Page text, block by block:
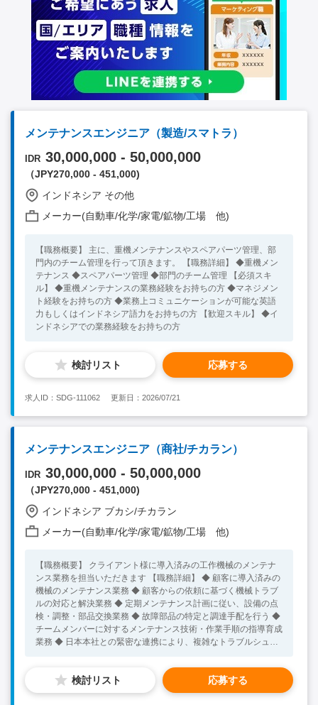
メンテナンスエンジニア（製造/スマトラ）
IDR 30,000,000 - 50,000,000
（JPY270,000 - 451,000)
インドネシア その他
メーカー(自動車/化学/家電/鉱物/工場 他)
【職務概要】 主に、重機メンテナンスやスペアパーツ管理、部
門内のチーム管理を行って頂きます。 【職務詳細】 ◆重機メン
テナンス ◆スペアパーツ管理 ◆部門のチーム管理 【必須スキ
ル】 ◆重機メンテナンスの業務経験をお持ちの方 ◆マネジメン
ト経験をお持ちの方 ◆業務上コミュニケーションが可能な英語
力もしくはインドネシア語力をお持ちの方 【歓迎スキル】 ◆イ
ンドネシアでの業務経験をお持ちの方
検討リスト 応募する
求人ID：SDG-111062 更新日：2026/07/21
メンテナンスエンジニア（商社/チカラン）
IDR 30,000,000 - 50,000,000
（JPY270,000 - 451,000)
インドネシア ブカシ/チカラン
メーカー(自動車/化学/家電/鉱物/工場 他)
【職務概要】 クライアント様に導入済みの工作機械のメンテナ
ンス業務を担当いただきます 【職務詳細】 ◆ 顧客に導入済みの
機械のメンテナンス業務 ◆ 顧客からの依頼に基づく機械トラブ
ルの対応と解決業務 ◆ 定期メンテナンス計画に従い、設備の点
検・調整・部品交換業務 ◆ 故障部品の特定と調達手配を行う ◆
チームメンバーに対するメンテナンス技術・作業手順の指導育成
業務 ◆ 日本本社との緊密な連携により、複雑なトラブルシュー
経験をお持ちの方 ◆海外での勤務経験をお持ちの方 ◆英語もし
くはインドネシア語でコミュニケーションが可能な方 【歓迎ス
検討リスト 応募する